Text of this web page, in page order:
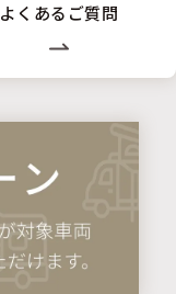
よくあるご質問